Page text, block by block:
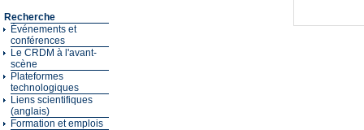
Recherche
Événements et
conférences
Le CRDM à l'avant-
scène
Plateformes
technologiques
Liens scientifiques
(anglais)
Formation et emplois